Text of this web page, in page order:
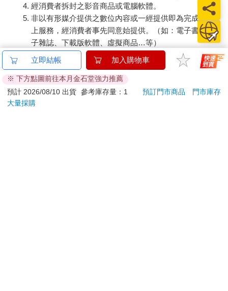
經消費者拆封之影音商品或電腦軟體。
非以有形媒介提供之數位內容或一經提供即為完成之線
上服務，經消費者事先同意始提供。（如：電子書、電
子雜誌、下載版軟體、虛擬商品…等）
已拆封之個人衛生用品。（如：內衣褲、刮鬍刀、除毛
若非上列種類商品，均享有到貨7天的猶豫期（含例假
日）。
辦理退換貨時，商品（組合商品恕無法接受單獨退貨）必須
立即結帳 加入購物車
※ 下方點圖前往本月金石堂強力推薦
預計 2026/08/10 出貨 參考庫存量：1 預訂門市商品
門市庫存
大量採購